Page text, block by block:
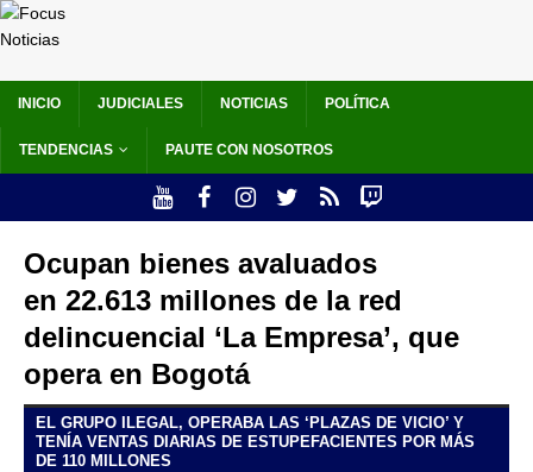
INICIO JUDICIALES NOTICIAS POLÍTICA
TENDENCIAS PAUTE CON NOSOTROS
Ocupan bienes avaluados
en 22.613 millones de la red
delincuencial ‘La Empresa’, que
opera en Bogotá
EL GRUPO ILEGAL, OPERABA LAS ‘PLAZAS DE VICIO’ Y
TENÍA VENTAS DIARIAS DE ESTUPEFACIENTES POR MÁS
DE 110 MILLONES